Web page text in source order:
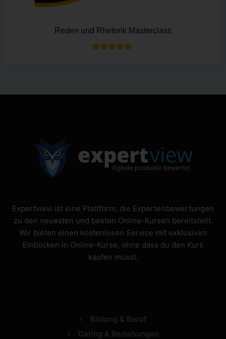
Reden und Rhetorik Masterclass
Expertview ist eine Plattform, die Expertenbewertungen
zu den neuesten und besten Online-Kursen bereitstellt.
Wir bieten einen kostenlosen Service mit exklusiven
Einblicken in Online-Kurse, ohne dass du den Kurs
kaufen musst.
Bildung & Beruf
Dating & Beziehungen